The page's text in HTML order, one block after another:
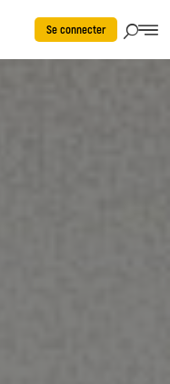
Se connecter